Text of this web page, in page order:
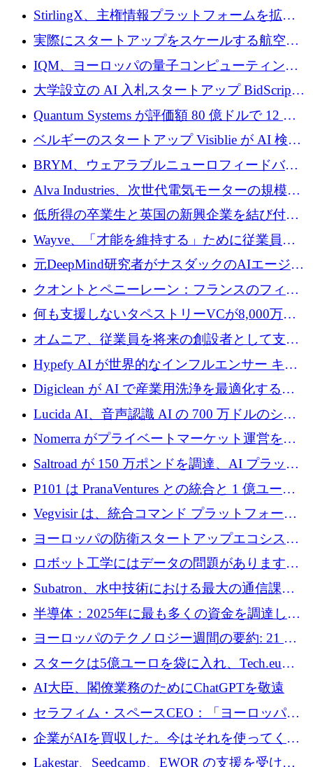
Venture Kick から 16 万 1,000 ユーロを調達
StirlingX、主権情報プラットフォームを拡張
するためにシリーズ A で 2,000 万ドルを確保
実際にスタートアップをスケールする航空イ
ノベーション モデルを学ぶ
IQM、ヨーロッパの量子コンピューティング
企業として初めて米国の主要取引所に上場
大学設立の AI 入札スタートアップ BidScript
がプレシード資金総額 100 万ドルを突破
Quantum Systems が評価額 80 億ドルで 12 億
ドルを調達
ベルギーのスタートアップ Visiblie が AI 検索
の可視化のために 50 万ユーロを調達
BRYM、ウェアラブルニューロフィードバッ
クプラットフォームの開発に65万ユーロを確
Alva Industries、次世代電気モーターの規模拡
大に 1,600 万ユーロを調達
低所得の卒業生と英国の新興企業を結び付け
るためにCommon Pathを開始
Wayve、「才能を維持する」ために従業員に
8,500万ドルの株式公開買い付けを実施
元DeepMind研究者がナスダックのAIエージェ
ントを拡張するためにCreandumの資金調達で
記録を獲得
クオントとペニーレーン：フランスのフィン
テックの友人と敵
何も支援しないタペストリーVCが8,000万ド
ルの資金を調達、ロンドン事務所を開設
オムニア、従業員を将来の創設者として支援
するために Firedrop でファンドを立ち上げる
Hypefy AI が世界的なインフルエンサー キャ
ンペーンを自動化するためにシリーズ A で
720 万ドルを調達
Digiclean が AI で産業用洗浄を最適化するた
めに 250 万ユーロを調達
Lucida AI、音声認識 AI の 700 万ドルのシー
ドラウンドを終了
Nomerra がプライベートマーケット運営を自
動化するために 200 万ドルを調達
Saltroad が 150 万ポンドを調達、AI プラット
フォーム Ogma を買収して子ども向け言語療
法を拡大
P101 は PranaVentures との統合と 1 億ユーロ
のファンドによりシード投資に拡大
Vegvisir は、統合コマンド プラットフォーム
を通じて関連する無人システムを接続するた
めの資金を調達します
ヨーロッパの防衛スタートアップエコシステ
ムとなったハッカソン
ロボット工学にはデータの問題があります。
Macrodata Labs はそれを解決したいと考えて
Subatron、水中技術における最大の通信課題
の 1 つに取り組むために 16 万 2,000 ユーロを
確保
半導体：2025年に最も多くの資金を調達した
10社
ヨーロッパのテクノロジー週間の要約: 21 億
ユーロの取引と Tech.eu Funding Explorer
スタークは5億ユーロを袋に入れ、Tech.eu
Funding Explorerの立ち上げ、そしてルクセン
ブルクの大きな野望
AI大臣、閣僚業務のためにChatGPTを敬遠
セラフィム・スペースCEO：「ヨーロッパは
追いつきつつある」
企業がAIを買収した。今はそれを使ってくれ
る人々が必要です
Lakestar、Seedcamp、EWOR の支援を受け、